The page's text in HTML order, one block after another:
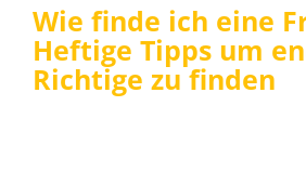
Wie finde ich eine
Heftige Tipps um
Richtige zu finden